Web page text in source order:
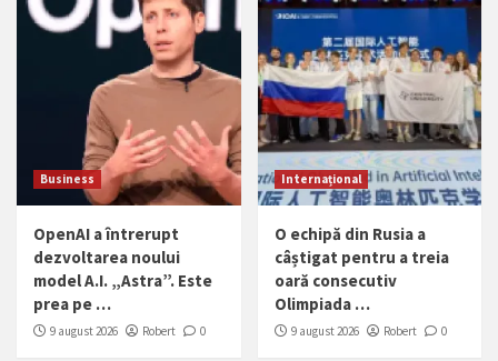
Business
OpenAI a întrerupt
dezvoltarea noului
model A.I. „Astra”. Este
prea pe …
9 august 2026 Robert 0
Internațional
O echipă din Rusia a
câștigat pentru a treia
oară consecutiv
Olimpiada …
9 august 2026 Robert 0